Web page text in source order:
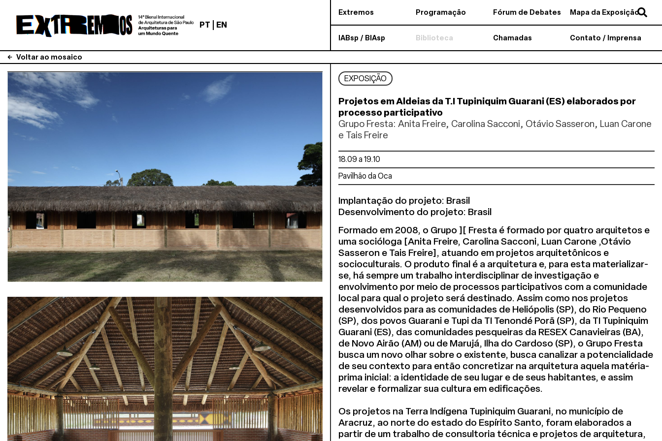
PT EN
Extremos Programação Fórum de Debates Mapa da Exposição
IABsp / BIAsp Biblioteca Chamadas Contato / Imprensa
Voltar ao mosaico
EXPOSIÇÃO
Projetos em Aldeias da T.I Tupiniquim Guarani (ES) elaborados por
processo participativo
Grupo Fresta: Anita Freire, Carolina Sacconi, Otávio Sasseron, Luan Carone
e Tais Freire
18.09 a 19.10
Pavilhão da Oca
Implantação do projeto: Brasil
Desenvolvimento do projeto: Brasil
Formado em 2008, o Grupo ][ Fresta é formado por quatro arquitetos e
uma socióloga [Anita Freire, Carolina Sacconi, Luan Carone ,Otávio
Sasseron e Tais Freire], atuando em projetos arquitetônicos e
socioculturais. O produto final é a arquitetura e, para esta materializar-
se, há sempre um trabalho interdisciplinar de investigação e
envolvimento por meio de processos participativos com a comunidade
local para qual o projeto será destinado. Assim como nos projetos
desenvolvidos para as comunidades de Heliópolis (SP), do Rio Pequeno
(SP), dos povos Guarani e Tupi da TI Tenondé Porã (SP), da TI Tupiniquim
Guarani (ES), das comunidades pesqueiras da RESEX Canavieiras (BA),
de Novo Airão (AM) ou de Marujá, Ilha do Cardoso (SP), o Grupo Fresta
busca um novo olhar sobre o existente, busca canalizar a potencialidade
de seu contexto para então concretizar na arquitetura aquela matéria-
prima inicial: a identidade de seu lugar e de seus habitantes, e assim
revelar e formalizar sua cultura em edificações.
Os projetos na Terra Indígena Tupiniquim Guarani, no município de
Aracruz, ao norte do estado do Espírito Santo, foram elaborados a
partir de um trabalho de consultoria técnica e projetos de arquitetura,